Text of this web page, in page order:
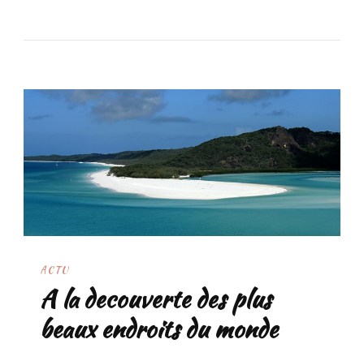
ACTU
A la decouverte des plus
beaux endroits du monde